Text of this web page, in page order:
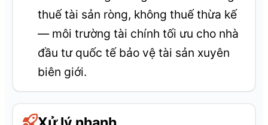
thuế tài sản ròng, không thuế thừa kế
— môi trường tài chính tối ưu cho nhà
đầu tư quốc tế bảo vệ tài sản xuyên
biên giới.